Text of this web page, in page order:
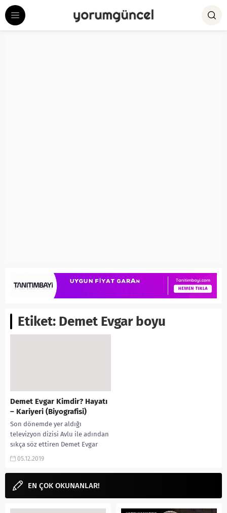
Etiket: Demet Evgar boyu
Demet Evgar Kimdir? Hayatı
– Kariyeri (Biyografisi)
Son dönemde yer aldığı
televizyon dizisi Avlu ile adından
sıkça söz ettiren Demet Evgar
kimdir? soruları merak ediliyor.
05.12.2019
EN ÇOK OKUNANLAR!